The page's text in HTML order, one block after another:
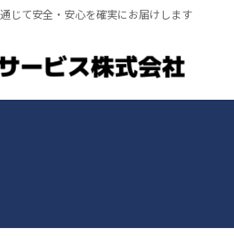
じて安全・安心を確実にお届けします